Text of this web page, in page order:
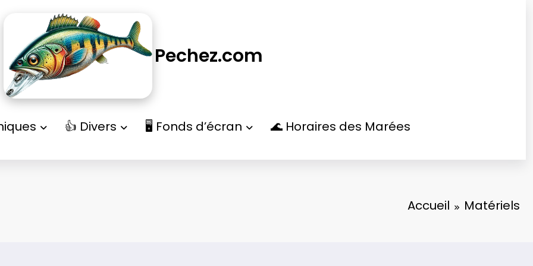
Pechez.com
👍 Divers 🖥️ Fonds d’écran 🌊 Horaires des Marées
Accueil Matériels